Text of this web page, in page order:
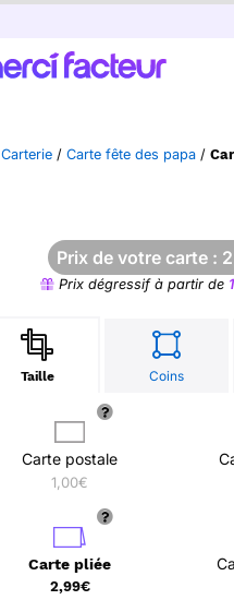
Carterie / Carte fête des papa /
Prix de votre carte :
Prix dégressif à partir de
Taille Coins
Carte postale
1,00€
Carte pliée
2,99€